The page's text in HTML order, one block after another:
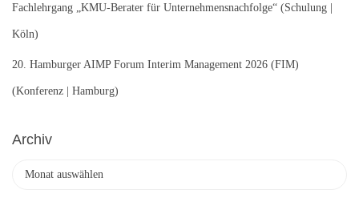
Fachlehrgang „KMU-Berater für Unternehmensnachfolge“ (Schulung |
Köln)
20. Hamburger AIMP Forum Interim Management 2026 (FIM)
(Konferenz | Hamburg)
Archiv